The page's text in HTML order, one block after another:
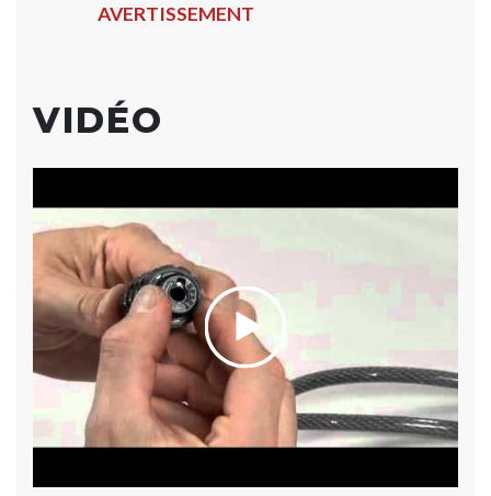
AVERTISSEMENT
VIDÉO